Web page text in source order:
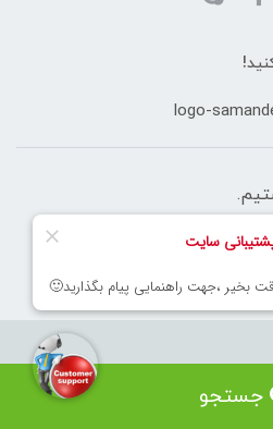
02166460758-
متعلق به شرکت سامان حیطه ایمن
می باشد